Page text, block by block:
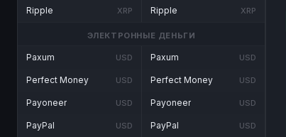
Ripple XRP Ripple XRP
ЭЛЕКТРОННЫЕ ДЕНЬГИ
Paxum USD
Perfect Money USD
Payoneer USD
PayPal USD
Paxum USD
Perfect Money USD
Payoneer USD
PayPal USD